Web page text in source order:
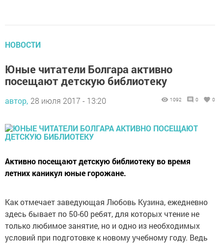
НОВОСТИ
Юные читатели Болгара активно
посещают детскую библиотеку
автор, 28 июля 2017 - 13:20 1092 0 0
Активно посещают детскую библиотеку во время
летних каникул юные горожане.
Как отмечает заведующая Любовь Кузина, ежедневно
здесь бывает по 50-60 ребят, для которых чтение не
только любимое занятие, но и одно из необходимых
условий при подготовке к новому учебному году. Ведь